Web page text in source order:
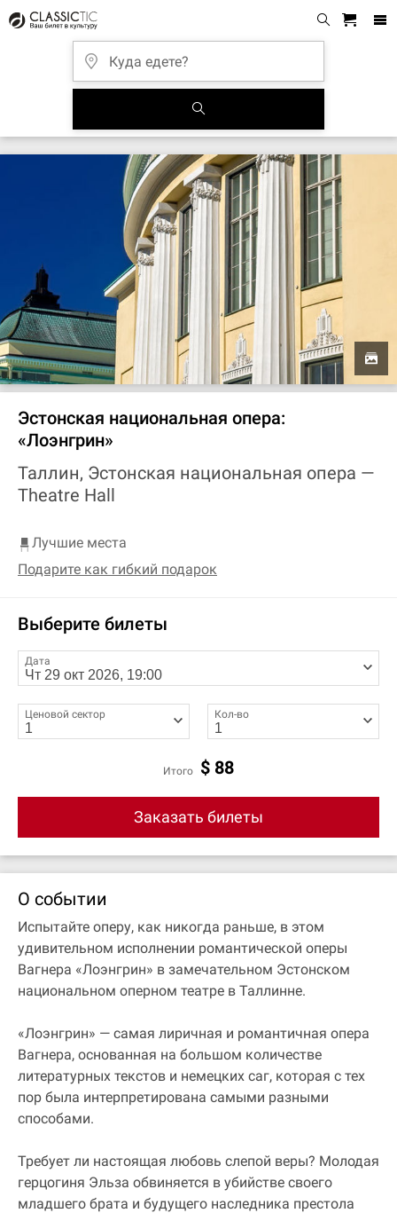
Эстонская национальная опера:
«Лоэнгрин»
Таллин, Эстонская национальная опера —
Theatre Hall
Лучшие места
Подарите как гибкий подарок
Выберите билеты
Дата
Ценовой сектор Кол-во
Итого $ 88
Заказать билеты
О событии
Испытайте оперу, как никогда раньше, в этом
удивительном исполнении романтической оперы
Вагнера «Лоэнгрин» в замечательном Эстонском
национальном оперном театре в Таллинне.
«Лоэнгрин» — самая лиричная и романтичная опера
Вагнера, основанная на большом количестве
литературных текстов и немецких саг, которая с тех
пор была интерпретирована самыми разными
способами.
Требует ли настоящая любовь слепой веры? Молодая
герцогиня Эльза обвиняется в убийстве своего
младшего брата и будущего наследника престола